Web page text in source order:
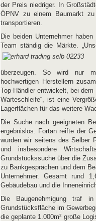
der Preis niedriger. In
ÖPNV zu einem Baumarkt
transportieren.
Die beiden Unternehmer
Team ständig die Märkte.
überzeugen. So wird nur
hochwertigen Herstellern
Top-Händler entwickelt, bei
Warteschleife“, ist eine
Lagerflächen für das weitere
Die Suche nach geeigneten
ergebnislos. Fortan reifte der
wurden wir seitens des Selber
und insbesondere
Grundstückssuche über die
zu Bankgesprächen und dem
Unternehmer. Gesamt rund
Gebäudebau und die
Die Baugenehmigung traf
Grundstücksfläche im
die geplante 1.000m² große